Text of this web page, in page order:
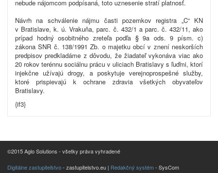
nebude nájomcom podpísaná, toto uznesenie stratí platnosť.
Návrh na schválenie nájmu časti pozemkov registra „C“ KN
v Bratislave, k. ú. Vrakuňa, parc. č. 432/1 a parc. č. 432/11, ako
prípad hodný osobitného zreteľa podľa § 9a ods. 9 písm. c)
zákona SNR č. 138/1991 Zb. o majetku obcí v znení neskorších
predpisov predkladáme z dôvodu, že žiadateľ vykonáva viac ako
20 rokov terénnu sociálnu prácu v uliciach Bratislavy s ľuďmi, ktorí
injekčne užívajú drogy, a poskytuje verejnoprospešné služby,
ktoré prispievajú k ochrane zdravia všetkých obyvateľov
Bratislavy.
{if3}
©2015 Aglo Solutions - všetky práva vyhradené
Digitálne zastupiteľstvo- zastupitelstvo.eu | Redakčný systém- SysCom